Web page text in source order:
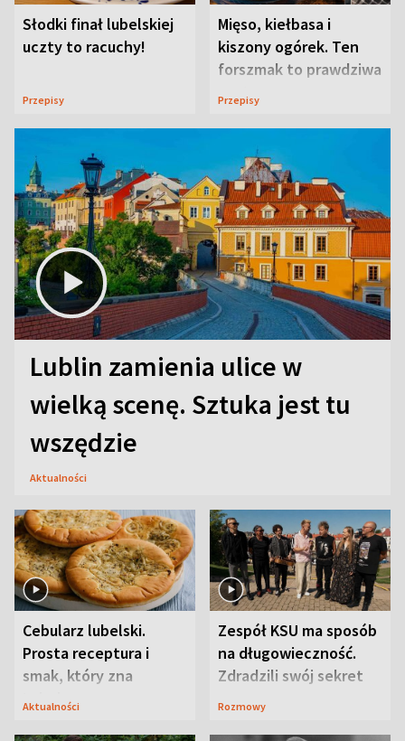
Słodki finał lubelskiej
uczty to racuchy!
Przepisy
Mięso, kiełbasa i
kiszony ogórek. Ten
forszmak to prawdziwa
uczta
Przepisy
Lublin zamienia ulice w
wielką scenę. Sztuka jest tu
wszędzie
Aktualności
Cebularz lubelski.
Prosta receptura i
smak, który zna
Lubelszczyzna
Aktualności
Zespół KSU ma sposób
na długowieczność.
Zdradzili swój sekret
Rozmowy